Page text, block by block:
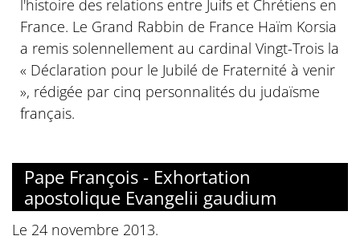
l'histoire des relations entre Juifs et Chrétiens en
France. Le Grand Rabbin de France Haïm Korsia
a remis solennellement au cardinal Vingt-Trois la
« Déclaration pour le Jubilé de Fraternité à venir
», rédigée par cinq personnalités du judaïsme
français.
Pape François - Exhortation
apostolique Evangelii gaudium
Le 24 novembre 2013.